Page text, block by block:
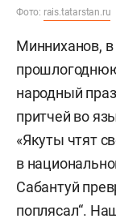
Фото: rais.tatarstan.ru
Минниханов,
народный
притчей во
«Якуты чтят
в
Сабантуй
поплясал“.